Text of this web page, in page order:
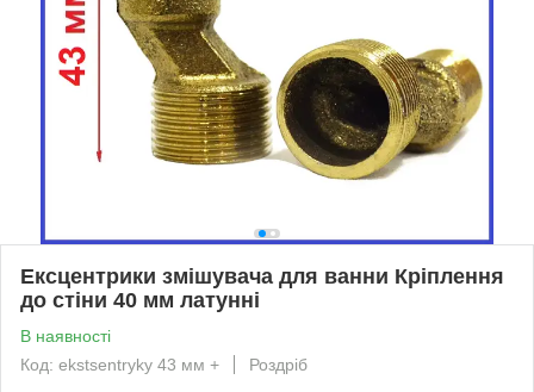
Ексцентрики змішувача для ванни Кріплення
до стіни 40 мм латунні
В наявності
Код: ekstsentryky 43 мм +
Роздріб